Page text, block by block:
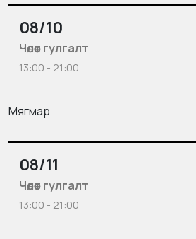
08/10
Чөлөөт гулгалт
13:00 - 21:00
Мягмар
08/11
Чөлөөт гулгалт
13:00 - 21:00